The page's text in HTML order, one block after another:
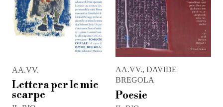
AA.VV.
Lettera per le mie
scarpe
AA.VV., DAVIDE
BREGOLA
Poesie